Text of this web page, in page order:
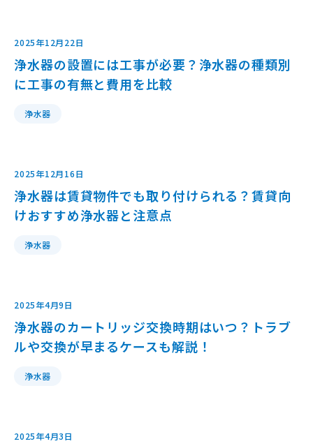
2025年12月22日
浄水器の設置には工事が必要？浄水器の種類別
に工事の有無と費用を比較
浄水器
2025年12月16日
浄水器は賃貸物件でも取り付けられる？賃貸向
けおすすめ浄水器と注意点
浄水器
2025年4月9日
浄水器のカートリッジ交換時期はいつ？トラブ
ルや交換が早まるケースも解説！
浄水器
2025年4月3日